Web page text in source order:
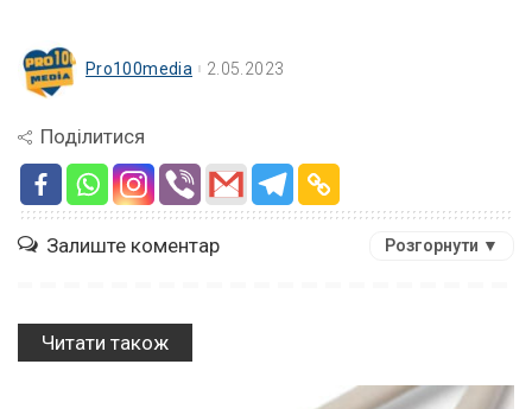
Pro100media 2.05.2023
Поділитися
Залиште коментар Розгорнути ▼
Читати також